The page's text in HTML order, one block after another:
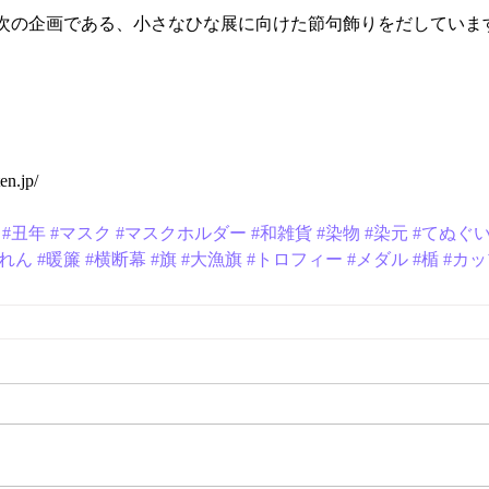
の企画である、小さなひな展に向けた節句飾りをだしていま
#丑年 #マスク #マスクホルダー #和雑貨 #染物 #染元 #てぬぐ
ん #暖簾 #横断幕 #旗 #大漁旗 #トロフィー #メダル #楯 #カ